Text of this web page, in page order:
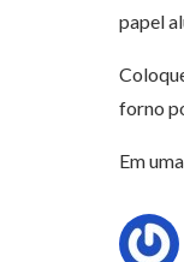
papel
forno
Em